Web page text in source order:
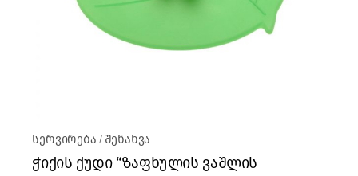
სერვირება შენახვა
ჭიქის ქუდი “ზაფხულის ვაშლის